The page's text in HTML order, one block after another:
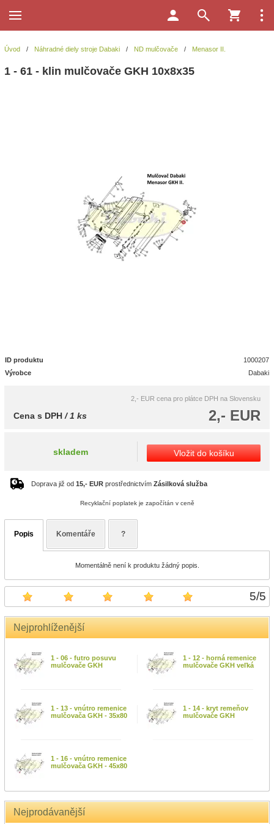
5/5
Nejprohlíženější
1 - 06 - futro posuvu
mulčovače GKH
1 - 12 - horná remenice
mulčovače GKH veľká
1 - 13 - vnútro remenice
mulčovača GKH - 35x80
1 - 14 - kryt remeňov
mulčovače GKH
1 - 16 - vnútro remenice
mulčovača GKH - 45x80
Nejprodávanější
Úvod / Náhradné diely stroje Dabaki / ND mulčovače / Menasor II.
1 - 61 - klin mulčovače GKH 10x8x35
ID produktu
1000207
Výrobce
Dabaki
2,- EUR cena pro plátce DPH na Slovensku
2,- EUR
Cena s DPH / 1 ks
skladem Vložit do košíku
Doprava již od 15,- EUR prostřednictvím Zásilková služba
Recyklační poplatek je započítán v ceně
Popis Komentáře ?
Momentálně není k produktu žádný popis.